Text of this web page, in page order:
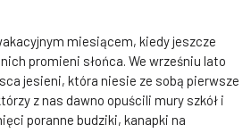
miesiącem, kiedy jeszcze
promieni słońca. We wrześniu lato
jesieni, która niesie ze sobą pierwsze
z nas dawno opuścili mury szkół i
poranne budziki, kanapki na